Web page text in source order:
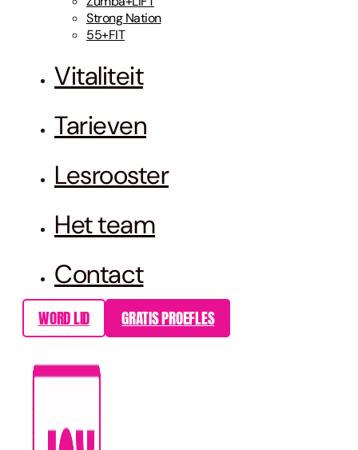
Strong Nation
55+FIT
Vitaliteit
Tarieven
Lesrooster
Het team
Contact
WORD LID GRATIS PROEFLES